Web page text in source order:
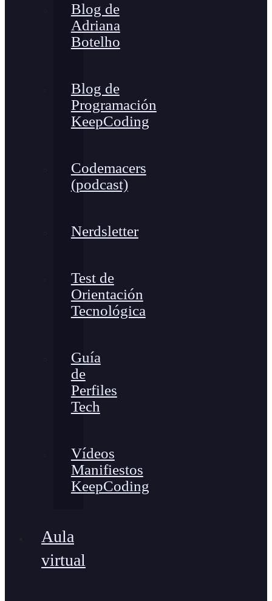
Blog de
Adriana
Botelho
Blog de
Programación
KeepCoding
Codemacers
(podcast)
Nerdsletter
Test de
Orientación
Tecnológica
Guía
de
Perfiles
Tech
Vídeos
Manifiestos
KeepCoding
Aula
virtual